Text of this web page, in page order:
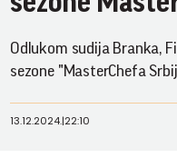
Odlukom sudija Branka,
sezone "MasterChefa
13.12.2024.|22:10